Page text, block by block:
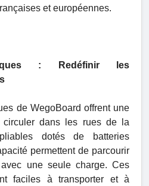
et européennes.
: Redéfinir les
de WegoBoard offrent une
circuler dans les rues de la
dotés de batteries
permettent de parcourir
une seule charge. Ces
faciles à transporter et à